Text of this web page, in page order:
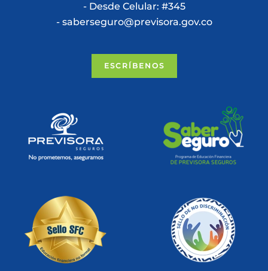
- Desde Celular: #345
- saberseguro@previsora.gov.co
ESCRÍBENOS